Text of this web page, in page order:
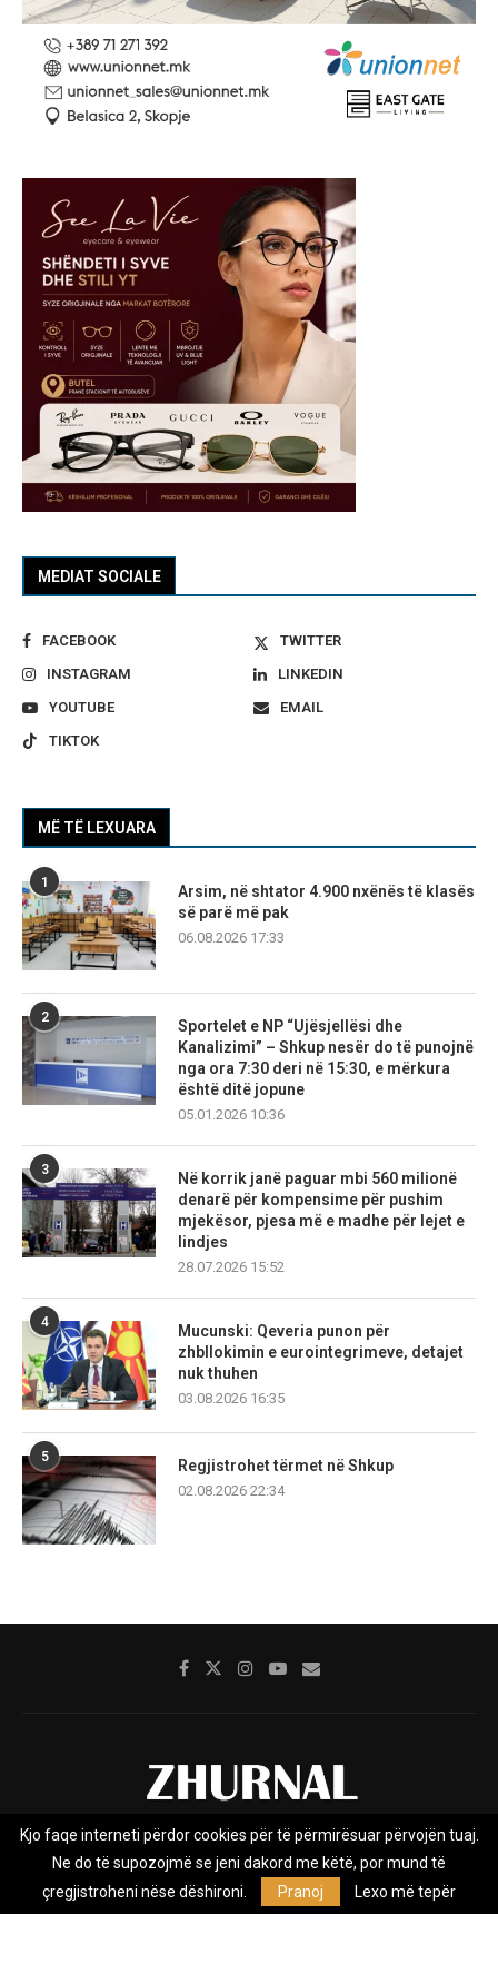
MEDIAT SOCIALE
FACEBOOK
TWITTER
INSTAGRAM
LINKEDIN
YOUTUBE
EMAIL
TIKTOK
MË TË LEXUARA
1
Arsim, në shtator 4.900 nxënës të klasës
së parë më pak
06.08.2026 17:33
2
Sportelet e NP “Ujësjellësi dhe
Kanalizimi” – Shkup nesër do të punojnë
nga ora 7:30 deri në 15:30, e mërkura
është ditë jopune
05.01.2026 10:36
3
Në korrik janë paguar mbi 560 milionë
denarë për kompensime për pushim
mjekësor, pjesa më e madhe për lejet e
lindjes
28.07.2026 15:52
4
Mucunski: Qeveria punon për
zhbllokimin e eurointegrimeve, detajet
nuk thuhen
03.08.2026 16:35
5
Regjistrohet tërmet në Shkup
02.08.2026 22:34
Rreth nesh Impresumi Marketing
Kontakt
Privacy Policy
Zhurnal.mk është Agjenci e Lajmeve e pavarur, e themeluar në vitin
Kjo faqe interneti përdor cookies për të përmirësuar përvojën tuaj.
Ne do të supozojmë se jeni dakord me këtë, por mund të
çregjistroheni nëse dëshironi.
Pranoj Lexo më tepër